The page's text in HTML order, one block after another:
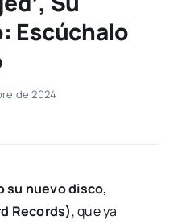
Escúchalo
de 2024
su nuevo disco,
Records), que ya